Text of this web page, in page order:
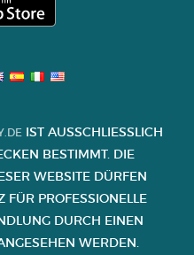
IST AUSSCHLIESSLICH Z
BESTIMMT. DIE I
WEBSITE DÜRFEN K
PROFESSIONELLE B
DURCH EINEN A
WERDEN.